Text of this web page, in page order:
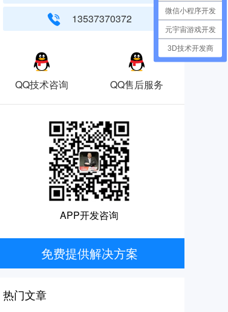
13537370372
QQ技术咨询 QQ售后服务
APP开发咨询
免费提供解决方案
热门文章
微信小程序开发
元宇宙游戏开发
3D技术开发商